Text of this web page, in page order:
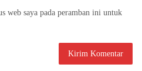
web saya pada peramban ini untuk